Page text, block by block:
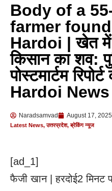
राजनीतिक
एसआरएमयू में
भरा प्रेरणा,
थालखुर्द गांव में
सेवा शिविर का
साइबर जागरूकता
Body of a
farmer
Hardoi | खेत में
किसान का शव:
पोस्टमार्टम
Hardoi News
Naradsamvad August 17, 2025
Latest News,उत्तरप्रदेश,ब्रेकिंग न्यूज
[ad_1]
फैजी खान | हरदोई2 मिनट